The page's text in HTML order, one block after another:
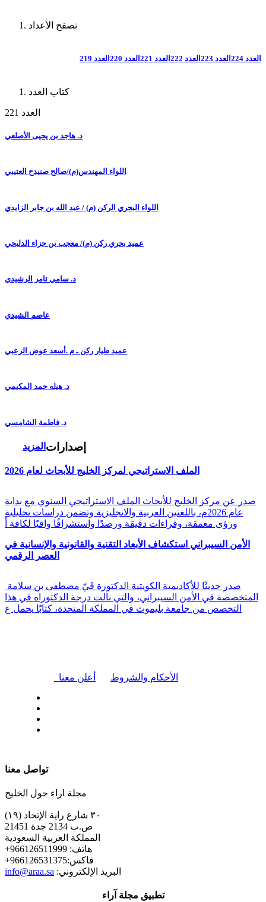
تصفح الأعداد
العدد 224 العدد 223 العدد 222 العدد 221 العدد 220 العدد 219
كتاب العدد
العدد 221
د. هاجد بن يحيى الأصلعي
اللواء المهندس(م)/صالح صنيدح العتيبي
اللواء البحري الركن (م) / عبد الله بن جابر الزايدي
عميد بحري ركن (م)/ معجب بن جزاء الدلبحي
د. سامي ثامر الرشيدي
عاصم الشيدي
عميد طيار ركن ـ م .أسعد عوض الزعبي
د. هيله حمد المكيمي
د. فاطمة الشامسي
المزيد إصدارات
الملف الاستراتيجي لمركز الخليج للأبحاث لعام 2026
صدر عن مركز الخليج للأبحاث الملف الاستراتيجي السنوي مع بداية
عام 2026م، باللغتين العربية والانجليزية وتضمن دراسات تحليلية
ورؤى معمقة، وقراءات دقيقة ورصدًا واستشرافًا وافيًا لكافة أ
الأمن السيبراني استكشاف الأبعاد التقنية والقانونية والإنسانية في
العصر الرقمي
المتخصصة في الأمن السيبراني، والتي نالت درجة الدكتوراه في هذا
التخصص من جامعة بليموث في المملكة المتحدة، كتابًا يحمل ع
أعلن معنا الأحكام والشروط
تواصل معنا
مجلة اراء حول الخليج
٣٠ شارع راية الإتحاد (١٩)
ص.ب 2134 جدة 21451
المملكة العربية السعودية
+هاتف: 966126511999
+فاكس:966126531375
info@araa.sa :البريد الإلكتروني
تطبيق مجلة آراء